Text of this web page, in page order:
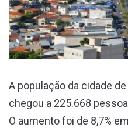
A população da cidade
chegou a 225.668
O aumento foi de 8,7%